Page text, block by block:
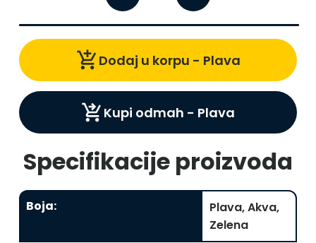
add_shopping_cart Dodaj u korpu - Plava
shopping_cart_checkout Kupi odmah - Plava
Specifikacije proizvoda
Boja:
Plava, Akva,
Zelena